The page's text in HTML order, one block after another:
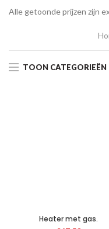
Alle getoonde prijzen zijn
TOON CATEGORIEËN
Heater met gas.